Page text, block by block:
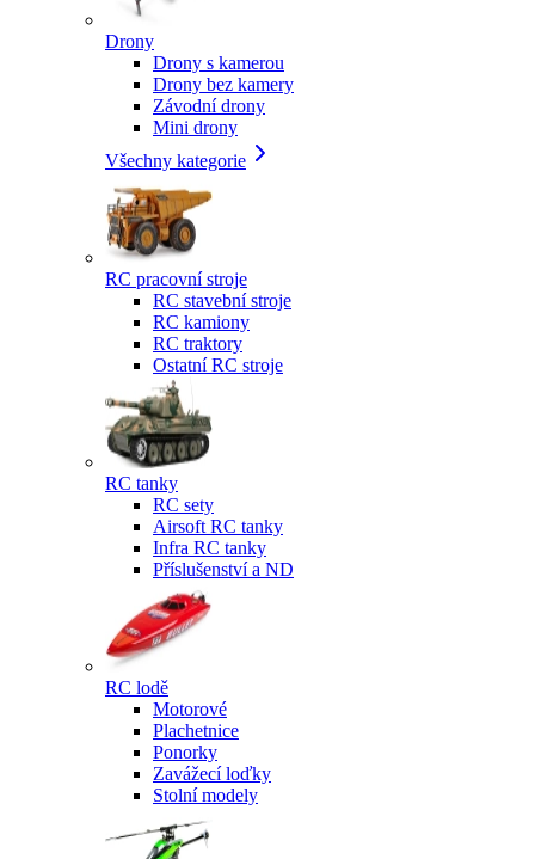
Drony
Drony s kamerou
Drony bez kamery
Závodní drony
Mini drony
Všechny kategorie
RC pracovní stroje
RC stavební stroje
RC kamiony
RC traktory
Ostatní RC stroje
RC tanky
RC sety
Airsoft RC tanky
Infra RC tanky
Příslušenství a ND
RC lodě
Motorové
Plachetnice
Ponorky
Zavážecí loďky
Stolní modely